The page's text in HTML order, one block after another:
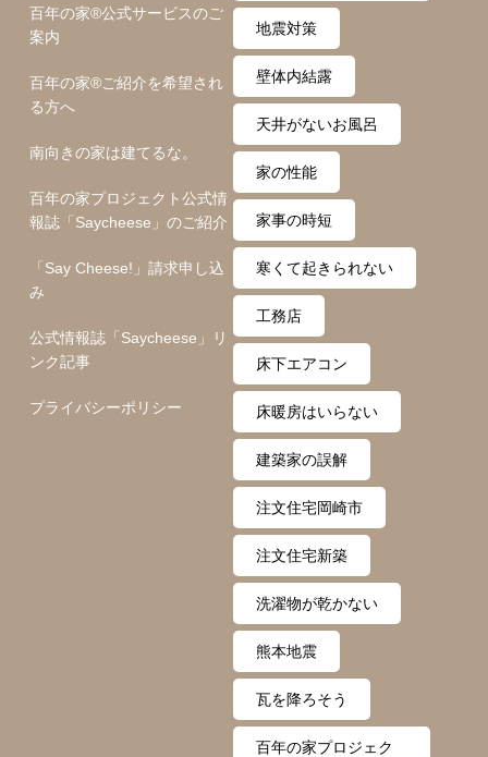
百年の家®️公式サービスのご
案内
百年の家®️ご紹介を希望され
る方へ
南向きの家は建てるな。
百年の家プロジェクト公式情
報誌「Saycheese」のご紹介
「Say Cheese!」請求申し込
み
公式情報誌「Saycheese」リ
ンク記事
プライバシーポリシー
い
地震対策
壁体内結露
天井がないお風呂
家の性能
家事の時短
寒くて起きられない
工務店
床下エアコン
床暖房はいらない
建築家の誤解
注文住宅岡崎市
注文住宅新築
洗濯物が乾かない
熊本地震
瓦を降ろそう
百年の家プロジェク